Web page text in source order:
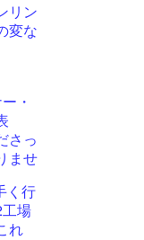
リン
変な
・
さっ
ませ
く行
場
れ